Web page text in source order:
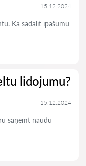
15.12.2024
Kā sadalīt īpašumu
lidojumu?
15.12.2024
saņemt naudu